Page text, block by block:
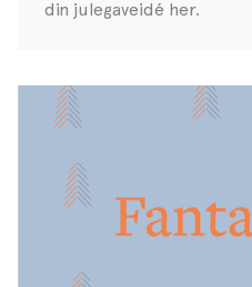
din julegaveidé her.